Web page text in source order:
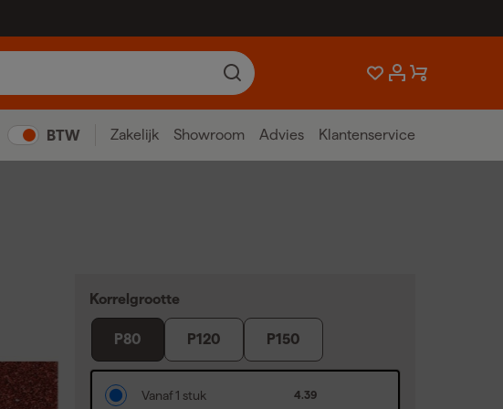
BTW Zakelijk Showroom Advies Klantenservice
Korrelgrootte
P80 P120 P150
Vanaf 1 stuk 4.39